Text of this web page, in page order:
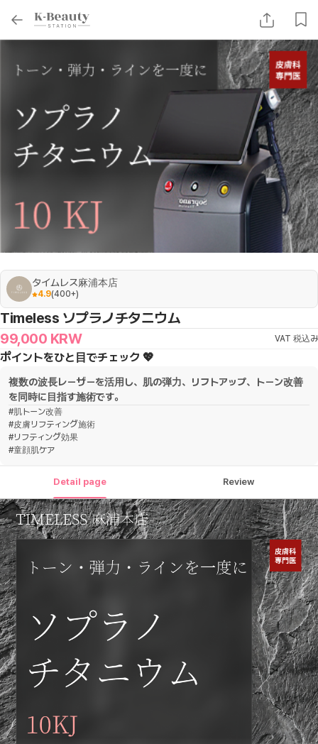
タイムレス麻浦本店
4.9(400+)
Timeless ソプラノチタニウム
99,000 KRW VAT 税込み
ポイントをひと目でチェック 💖
複数の波長レーザーを活用し、肌の弾力、リフトアップ、トーン改善
を同時に目指す施術です。
#肌トーン改善
#皮膚リフティング施術
#リフティング効果
#童顔肌ケア
Detail page Review